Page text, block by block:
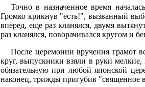
Точно в назначенное время
Громко крикнув "есть!", вызванный
вперед, еще раз кланялся, двумя
раз кланялся, поворачивался кругом и
После церемонии вручения грамот
круг, выпускники взяли в руки
обязательную при любой японской
наконец, трижды пригубив "священное